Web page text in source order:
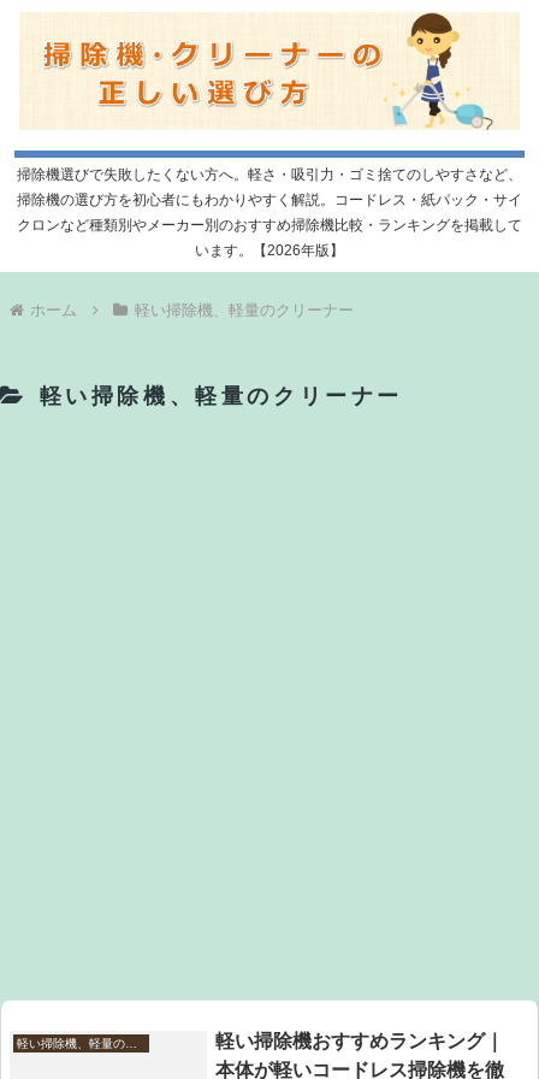
掃除機選びで失敗したくない方へ。軽さ・吸引力・ゴミ捨てのしやすさなど、
掃除機の選び方を初心者にもわかりやすく解説。コードレス・紙パック・サイ
クロンなど種類別やメーカー別のおすすめ掃除機比較・ランキングを掲載して
います。【2026年版】
ホーム 軽い掃除機、軽量のクリーナー
軽い掃除機、軽量のクリーナー
軽い掃除機、軽量のクリーナー
軽い掃除機おすすめランキング｜
本体が軽いコードレス掃除機を徹